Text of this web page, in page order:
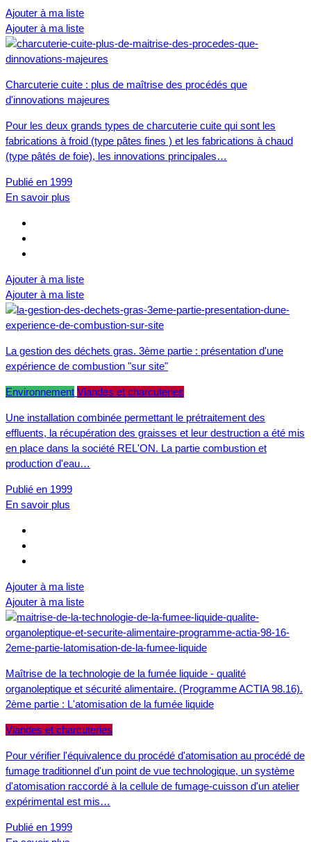
Ajouter à ma liste
Ajouter à ma liste
Charcuterie cuite : plus de maîtrise des procédés que
d'innovations majeures
Pour les deux grands types de charcuterie cuite qui sont les
fabrications à froid (type pâtes fines ) et les fabrications à chaud
(type pâtés de foie), les innovations principales…
Publié en 1999
En savoir plus
Ajouter à ma liste
Ajouter à ma liste
La gestion des déchets gras. 3ème partie : présentation d'une
expérience de combustion "sur site"
Environnement Viandes et charcuteries
Une installation combinée permettant le prétraitement des
effluents, la récupération des graisses et leur destruction a été mis
en place dans la société REL'ON. La partie combustion et
production d'eau…
Publié en 1999
En savoir plus
Ajouter à ma liste
Ajouter à ma liste
Maîtrise de la technologie de la fumée liquide - qualité
organoleptique et sécurité alimentaire. (Programme ACTIA 98.16).
2ème partie : L'atomisation de la fumée liquide
Viandes et charcuteries
Pour vérifier l'équivalence du procédé d'atomisation au procédé de
fumage traditionnel d'un point de vue technologique, un système
d'atomisation raccordé à la cellule de fumage-cuisson d'un atelier
expérimental est mis…
Publié en 1999